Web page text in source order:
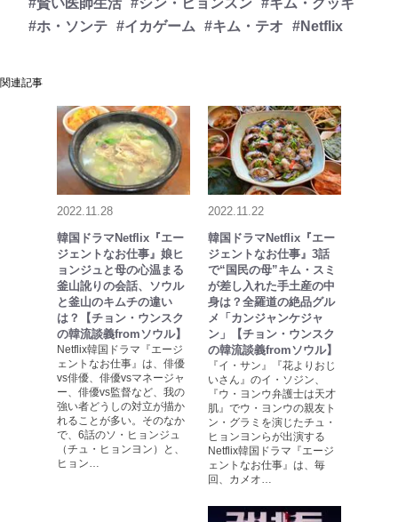
#ホ・ソンテ #イカゲーム #キム・テオ #Netflix
関連記事
2022.11.28
韓国ドラマNetflix『エー
ジェントなお仕事』娘ヒ
ョンジュと母の心温まる
釜山訛りの会話、ソウル
と釜山のキムチの違い
は？【チョン・ウンスク
の韓流談義fromソウル】
Netflix韓国ドラマ『エージ
ェントなお仕事』は、俳優
vs俳優、俳優vsマネージャ
ー、俳優vs監督など、我の
強い者どうしの対立が描か
れることが多い。そのなか
で、6話のソ・ヒョンジュ
（チュ・ヒョンヨン）と、
ヒョン…
2022.11.22
韓国ドラマNetflix『エー
ジェントなお仕事』3話
で“国民の母”キム・スミ
が差し入れた手土産の中
身は？全羅道の絶品グル
メ「カンジャンケジャ
ン」【チョン・ウンスク
の韓流談義fromソウル】
『イ・サン』『花よりおじ
いさん』のイ・ソジン、
『ウ・ヨンウ弁護士は天才
肌』でウ・ヨンウの親友ト
ン・グラミを演じたチュ・
ヒョンヨンらが出演する
Netflix韓国ドラマ『エージ
ェントなお仕事』は、毎
回、カメオ…